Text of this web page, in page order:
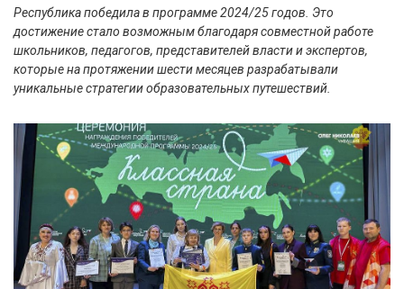
Республика победила в программе 2024/25 годов. Это
достижение стало возможным благодаря совместной работе
школьников, педагогов, представителей власти и экспертов,
которые на протяжении шести месяцев разрабатывали
уникальные стратегии образовательных путешествий.